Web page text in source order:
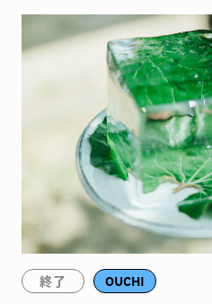
終了 OUCHI